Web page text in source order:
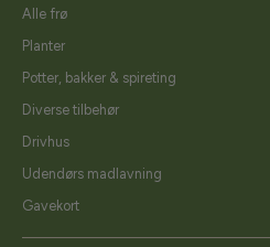
Alle frø
Planter
Potter, bakker & spireting
Diverse tilbehør
Drivhus
Udendørs madlavning
Gavekort